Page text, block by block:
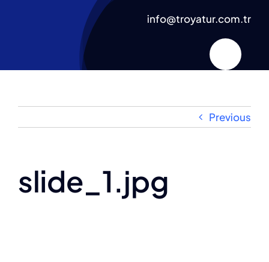
info@troyatur.com.tr
Previous
slide_1.jpg